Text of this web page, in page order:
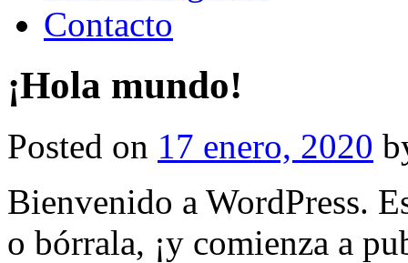
Contacto
¡Hola mundo!
Posted on 17 enero, 2020
Bienvenido a WordPress.
o bórrala, ¡y comienza a